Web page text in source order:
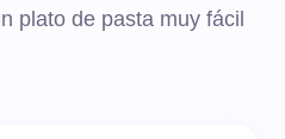
plato de pasta muy fácil